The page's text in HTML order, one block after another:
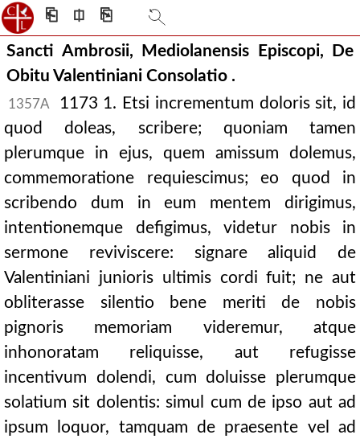
⎗ ⎅ ⎘
Sancti Ambrosii, Mediolanensis Episcopi, De
Obitu Valentiniani Consolatio .
1357A
1173 1. Etsi incrementum doloris sit, id
quod doleas, scribere; quoniam tamen
plerumque in ejus, quem amissum dolemus,
commemoratione requiescimus; eo quod in
scribendo dum in eum mentem dirigimus,
intentionemque defigimus, videtur nobis in
sermone reviviscere: signare aliquid de
Valentiniani junioris ultimis cordi fuit; ne aut
obliterasse silentio bene meriti de nobis
pignoris memoriam videremur, atque
inhonoratam reliquisse, aut refugisse
incentivum dolendi, cum doluisse plerumque
solatium sit dolentis: simul cum de ipso aut ad
ipsum loquor, tamquam de praesente vel ad